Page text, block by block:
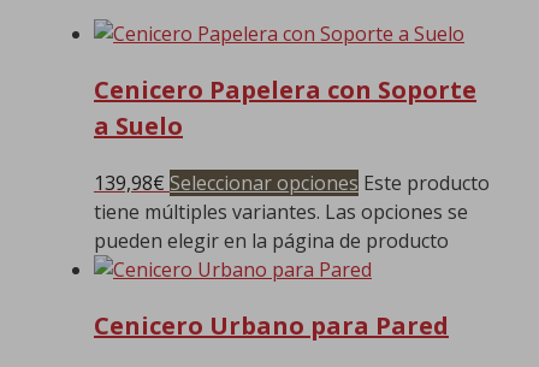
Cenicero Papelera con Soporte
a Suelo
139,98€ Seleccionar opciones Este producto
tiene múltiples variantes. Las opciones se
pueden elegir en la página de producto
Cenicero Urbano para Pared